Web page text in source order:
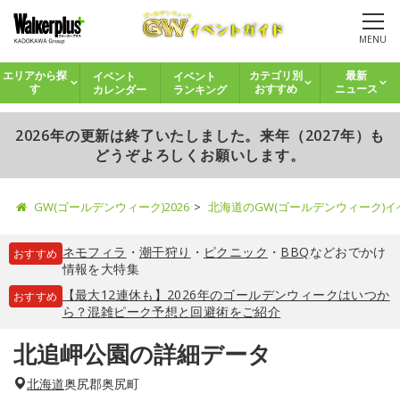
MENU
エリアから探
す
イベント
カレンダー
イベント
ランキング
カテゴリ別
おすすめ
最新
ニュース
2026年の更新は終了いたしました。来年（2027年）も
どうぞよろしくお願いします。
GW(ゴールデンウィーク)2026 北海道のGW(ゴールデンウィーク)
おすすめ ネモフィラ ・ 潮干狩り ・ ピクニック ・ BBQなどおでかけ
情報を大特集
おすすめ
【最大12連休も】2026年のゴールデンウィークはいつか
ら？混雑ピーク予想と回避術をご紹介
北追岬公園の詳細データ
北海道奥尻郡奥尻町